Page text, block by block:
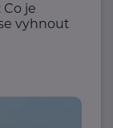
je
vyhnout